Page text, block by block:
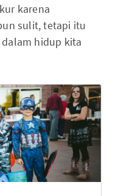
karena
sulit, tetapi itu
hidup kita